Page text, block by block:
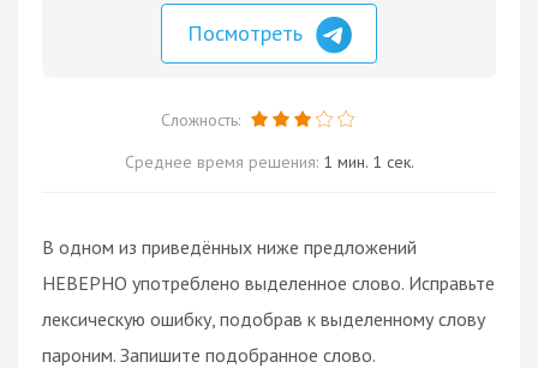
Посмотреть
Сложность:
Среднее время решения: 1 мин. 1 сек.
В одном из приведённых ниже предложений
НЕВЕРНО употреблено выделенное слово. Исправьте
лексическую ошибку, подобрав к выделенному слову
пароним. Запишите подобранное слово.